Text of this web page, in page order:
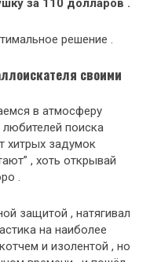
за 110 долларов .
решение .
своими
в атмосферу
поиска
хитрых задумок
, хоть открывай
.
защитой , натягивал
на наиболее
и изолентой , но